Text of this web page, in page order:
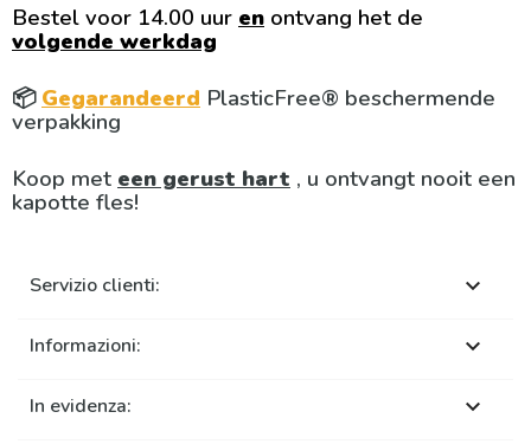
Bestel voor 14.00 uur en ontvang het de
volgende werkdag
📦 Gegarandeerd PlasticFree® beschermende
verpakking
Koop met een gerust hart , u ontvangt nooit een
kapotte fles!
Servizio clienti: 
Informazioni: 
In evidenza: 